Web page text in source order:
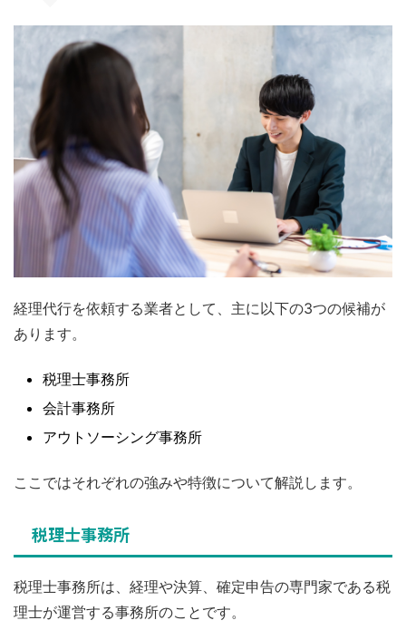
経理代行を依頼する業者として、主に以下の3つの候補が
あります。
税理士事務所
会計事務所
アウトソーシング事務所
ここではそれぞれの強みや特徴について解説します。
税理士事務所
税理士事務所は、経理や決算、確定申告の専門家である税
理士が運営する事務所のことです。